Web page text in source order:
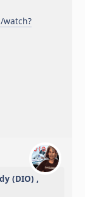
watch?
(DIO) ,